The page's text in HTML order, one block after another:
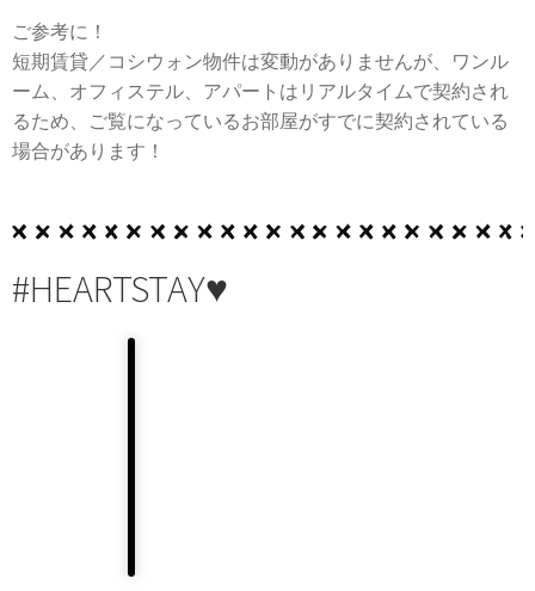
ご参考に！
短期賃貸／コシウォン物件は変動がありませんが、ワンル
ーム、オフィステル、アパートはリアルタイムで契約され
るため、ご覧になっているお部屋がすでに契約されている
場合があります！
#HEARTSTAY♥